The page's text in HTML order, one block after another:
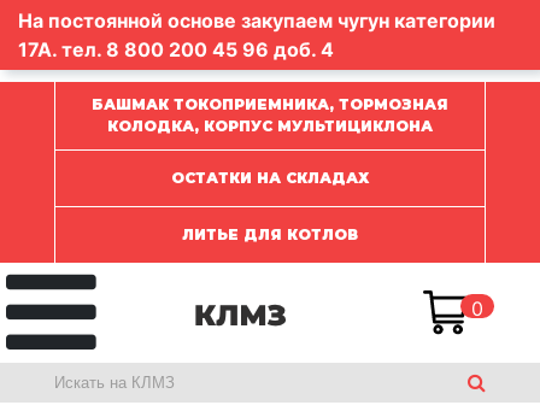
На постоянной основе закупаем чугун категории
17А. тел. 8 800 200 45 96 доб. 4
БАШМАК ТОКОПРИЕМНИКА, ТОРМОЗНАЯ
КОЛОДКА, КОРПУС МУЛЬТИЦИКЛОНА
ОСТАТКИ НА СКЛАДАХ
ЛИТЬЕ ДЛЯ КОТЛОВ
0